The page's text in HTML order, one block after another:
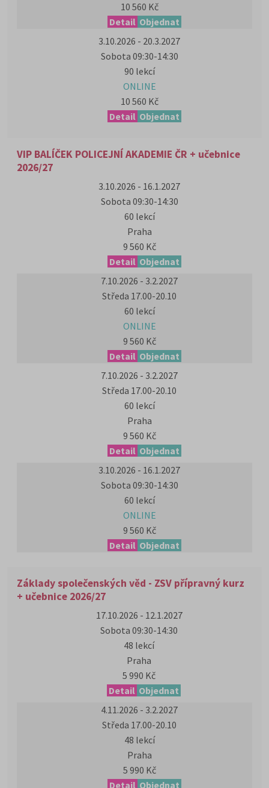
10 560 Kč
Detail Objednat
3.10.2026 - 20.3.2027
Sobota 09:30-14:30
90 lekcí
ONLINE
10 560 Kč
Detail Objednat
VIP BALÍČEK POLICEJNÍ AKADEMIE ČR + učebnice
2026/27
3.10.2026 - 16.1.2027
Sobota 09:30-14:30
60 lekcí
Praha
9 560 Kč
Detail Objednat
7.10.2026 - 3.2.2027
Středa 17.00-20.10
60 lekcí
ONLINE
9 560 Kč
Detail Objednat
7.10.2026 - 3.2.2027
Středa 17.00-20.10
60 lekcí
Praha
9 560 Kč
Detail Objednat
3.10.2026 - 16.1.2027
Sobota 09:30-14:30
60 lekcí
ONLINE
9 560 Kč
Detail Objednat
Základy společenských věd - ZSV přípravný kurz
+ učebnice 2026/27
17.10.2026 - 12.1.2027
Sobota 09:30-14:30
48 lekcí
Praha
5 990 Kč
Detail Objednat
4.11.2026 - 3.2.2027
Středa 17.00-20.10
48 lekcí
Praha
5 990 Kč
Detail Objednat